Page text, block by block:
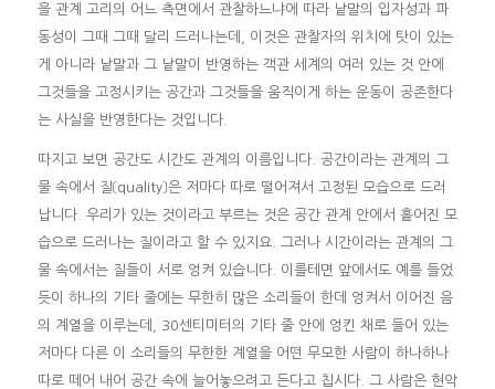
을 관계 고리의 어느 측면에서 관찰하느냐에 따라 낱말의 입자성과 파
동성이 그때 그때 달리 드러나는데, 이것은 관찰자의 위치에 탓이 있는
게 아니라 낱말과 그 낱말이 반영하는 객관 세계의 여러 있는 것 안에
그것들을 고정시키는 공간과 그것들을 움직이게 하는 운동이 공존한다
는 사실을 반영한다는 것입니다.
따지고 보면 공간도 시간도 관계의 이름입니다. 공간이라는 관계의 그
물 속에서 질〔quality〕은 저마다 따로 떨어져서 고정된 모습으로 드러
납니다. 우리가 있는 것이라고 부르는 것은 공간 관계 안에서 흩어진 모
습으로 드러나는 질이라고 할 수 있지요. 그러나 시간이라는 관계의 그
물 속에서는 질들이 서로 엉켜 있습니다. 이를테면 앞에서도 예를 들었
듯이 하나의 기타 줄에는 무한히 많은 소리들이 한데 엉켜서 이어진 음
의 계열을 이루는데, 30센티미터의 기타 줄 안에 엉킨 채로 들어 있는
저마다 다른 이 소리들의 무한한 계열을 어떤 무모한 사람이 하나하나
따로 떼어 내어 공간 속에 늘어놓으려고 든다고 칩시다. 그 사람은 현악